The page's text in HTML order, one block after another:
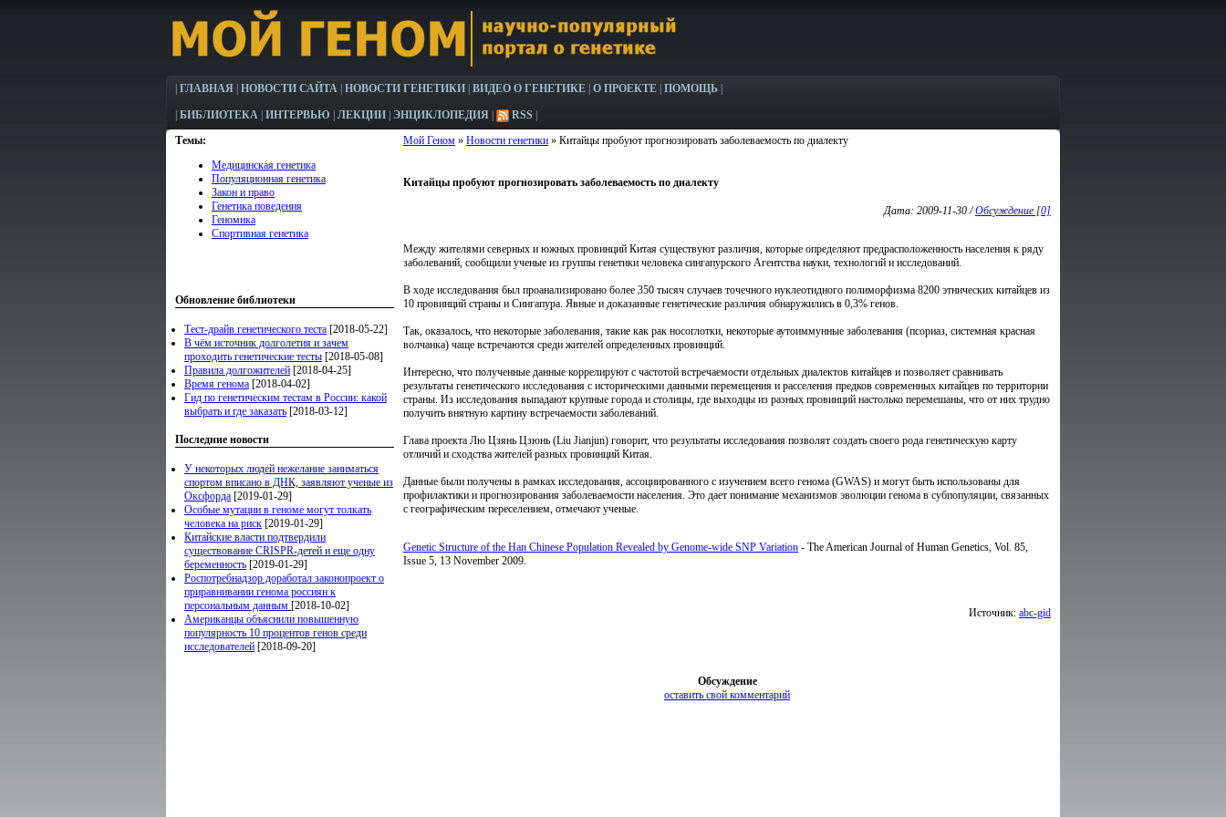
ГЛАВНАЯ НОВОСТИ САЙТА НОВОСТИ ГЕНЕТИКИ ВИДЕО О ГЕНЕТИКЕ О ПРОЕКТЕ ПОМОЩЬ
БИБЛИОТЕКА ИНТЕРВЬЮ ЛЕКЦИИ ЭНЦИКЛОПЕДИЯ RSS
Темы:
Медицинская генетика
Популяционная генетика
Закон и право
Генетика поведения
Геномика
Спортивная генетика
Обновление библиотеки
Тест-драйв генетического теста [2018-05-22]
В чём источник долголетия и зачем
проходить генетические тесты [2018-05-08]
Правила долгожителей [2018-04-25]
Время генома [2018-04-02]
Гид по генетическим тестам в России: какой
выбрать и где заказать [2018-03-12]
Последние новости
У некоторых людей нежелание заниматься
спортом вписано в ДНК, заявляют ученые из
Оксфорда [2019-01-29]
Особые мутации в геноме могут толкать
человека на риск [2019-01-29]
Китайские власти подтвердили
существование CRISPR-детей и еще одну
беременность [2019-01-29]
Роспотребнадзор доработал законопроект о
приравнивании генома россиян к
персональным данным [2018-10-02]
Американцы объяснили повышенную
популярность 10 процентов генов среди
исследователей [2018-09-20]
Мой Геном » Новости генетики » Китайцы пробуют прогнозировать заболеваемость по диалекту
Китайцы пробуют прогнозировать заболеваемость по диалекту
Дата: 2009-11-30 /Обсуждение [0]
Между жителями северных и южных провинций Китая существуют различия, которые определяют предрасположенность населения к ряду
заболеваний, сообщили ученые из группы генетики человека сингапурского Агентства науки, технологий и исследований.
В ходе исследования был проанализировано более 350 тысяч случаев точечного нуклеотидного полиморфизма 8200 этнических китайцев из
10 провинций страны и Сингапура. Явные и доказанные генетические различия обнаружились в 0,3% генов.
Так, оказалось, что некоторые заболевания, такие как рак носоглотки, некоторые аутоиммунные заболевания (псориаз, системная красная
волчанка) чаще встречаются среди жителей определенных провинций.
Интересно, что полученные данные коррелируют с частотой встречаемости отдельных диалектов китайцев и позволяет сравнивать
результаты генетического исследования с историческими данными перемещения и расселения предков современных китайцев по территории
страны. Из исследования выпадают крупные города и столицы, где выходцы из разных провинций настолько перемешаны, что от них трудно
получить внятную картину встречаемости заболеваний.
Глава проекта Лю Цзянь Цзюнь (Liu Jianjun) говорит, что результаты исследования позволят создать своего рода генетическую карту
отличий и сходства жителей разных провинций Китая.
Данные были получены в рамках исследования, ассоциированного с изучением всего генома (GWAS) и могут быть использованы для
профилактики и прогнозирования заболеваемости населения. Это дает понимание механизмов эволюции генома в субпопуляции, связанных
с географическим переселением, отмечают ученые.
Genetic Structure of the Han Chinese Population Revealed by Genome-wide SNP Variation - The American Journal of Human Genetics, Vol. 85,
Issue 5, 13 November 2009.
Источник: abc-gid
Обсуждение
оставить свой комментарий